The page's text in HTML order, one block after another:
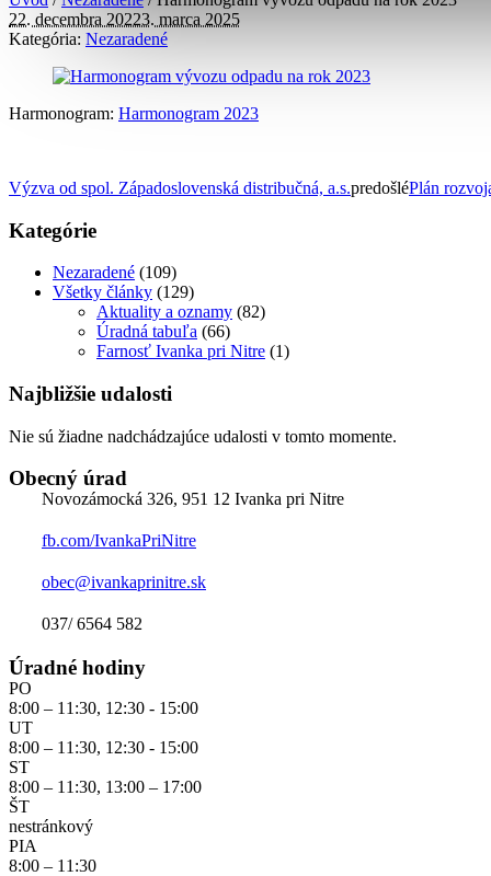
22. decembra 20223. marca 2025
Kategória: Nezaradené
Harmonogram: Harmonogram 2023
Výzva od spol. Západoslovenská distribučná, a.s.predošléPlán
Kategórie
Nezaradené (109)
Všetky články (129)
Aktuality a oznamy (82)
Úradná tabuľa (66)
Farnosť Ivanka pri Nitre (1)
Najbližšie udalosti
Nie sú žiadne nadchádzajúce udalosti v tomto momente.
Obecný úrad
Novozámocká 326, 951 12 Ivanka pri Nitre
fb.com/IvankaPriNitre
obec@ivankaprinitre.sk
037/ 6564 582
Úradné hodiny
PO
8:00 – 11:30, 12:30 - 15:00
UT
8:00 – 11:30, 12:30 - 15:00
ST
8:00 – 11:30, 13:00 – 17:00
ŠT
nestránkový
PIA
8:00 – 11:30